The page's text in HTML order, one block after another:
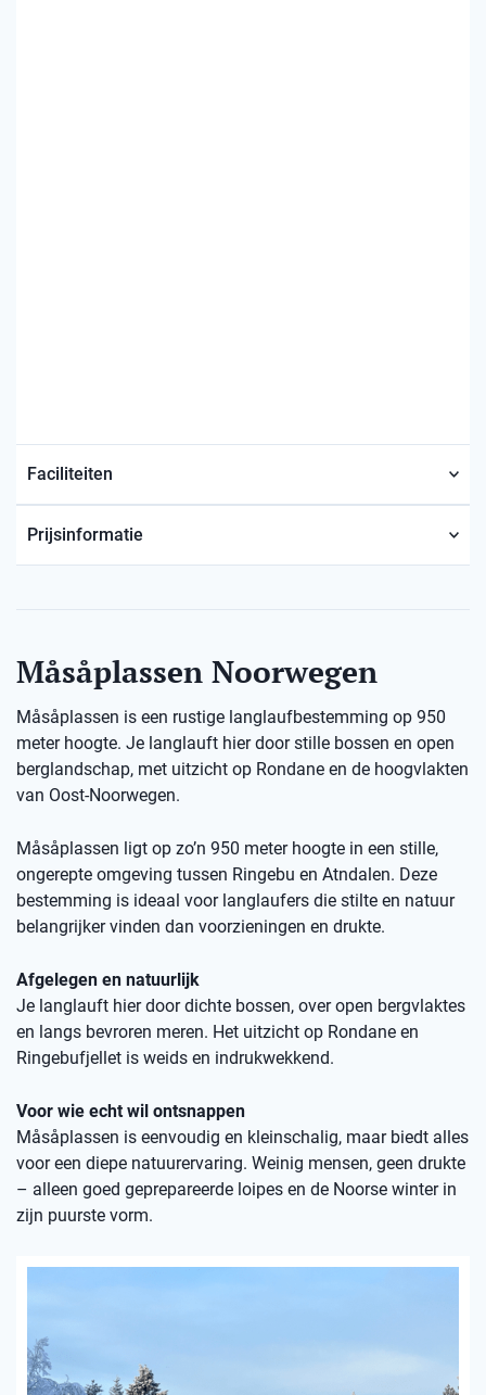
Faciliteiten
Prijsinformatie
Måsåplassen Noorwegen
Måsåplassen is een rustige langlaufbestemming op 950
meter hoogte. Je langlauft hier door stille bossen en open
berglandschap, met uitzicht op Rondane en de hoogvlakten
van Oost-Noorwegen.
Måsåplassen ligt op zo’n 950 meter hoogte in een stille,
ongerepte omgeving tussen Ringebu en Atndalen. Deze
bestemming is ideaal voor langlaufers die stilte en natuur
belangrijker vinden dan voorzieningen en drukte.
Afgelegen en natuurlijk
Je langlauft hier door dichte bossen, over open bergvlaktes
en langs bevroren meren. Het uitzicht op Rondane en
Ringebufjellet is weids en indrukwekkend.
Voor wie echt wil ontsnappen
Måsåplassen is eenvoudig en kleinschalig, maar biedt alles
voor een diepe natuurervaring. Weinig mensen, geen drukte
– alleen goed geprepareerde loipes en de Noorse winter in
zijn puurste vorm.